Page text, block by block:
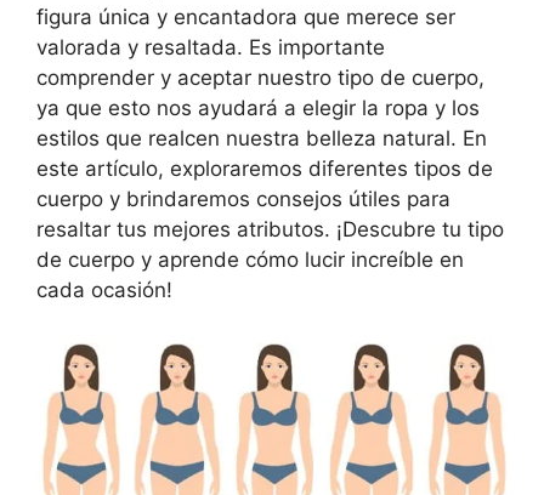
figura única y encantadora que merece ser
valorada y resaltada. Es importante
comprender y aceptar nuestro tipo de cuerpo,
ya que esto nos ayudará a elegir la ropa y los
estilos que realcen nuestra belleza natural. En
este artículo, exploraremos diferentes tipos de
cuerpo y brindaremos consejos útiles para
resaltar tus mejores atributos. ¡Descubre tu tipo
de cuerpo y aprende cómo lucir increíble en
cada ocasión!